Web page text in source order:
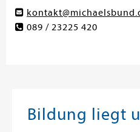
089 / 23225 420
Bildung liegt